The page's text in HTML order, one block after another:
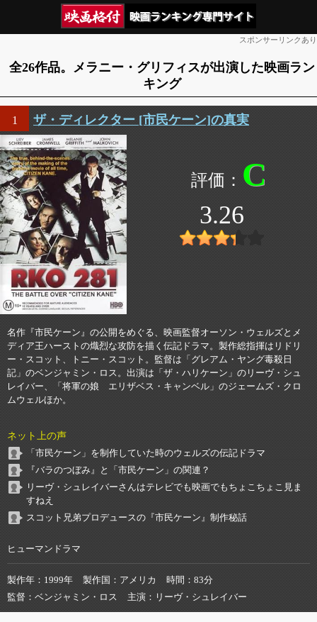
スポンサーリンクあり
全26作品。メラニー・グリフィスが出演した映画ラン
キング
1 ザ・ディレクター [市民ケーン]の真実
C
3.26
名作『市民ケーン』の公開をめぐる、映画監督オーソン・ウェルズとメ
ディア王ハーストの熾烈な攻防を描く伝記ドラマ。製作総指揮はリドリ
ー・スコット、トニー・スコット。監督は「グレアム・ヤング毒殺日
記」のベンジャミン・ロス。出演は「ザ・ハリケーン」のリーヴ・シュ
レイバー、「将軍の娘 エリザベス・キャンベル」のジェームズ・クロ
ムウェルほか。
ネット上の声
「市民ケーン」を制作していた時のウェルズの伝記ドラマ
『バラのつぼみ』と「市民ケーン」の関連？
リーヴ・シュレイバーさんはテレビでも映画でもちょこちょこ見ま
すねえ
スコット兄弟プロデュースの『市民ケーン』制作秘話
ヒューマンドラマ
製作年 1999年 製作国 アメリカ 時間
83分
監督
ベンジャミン・ロス 主演 リーヴ・シュレイバー